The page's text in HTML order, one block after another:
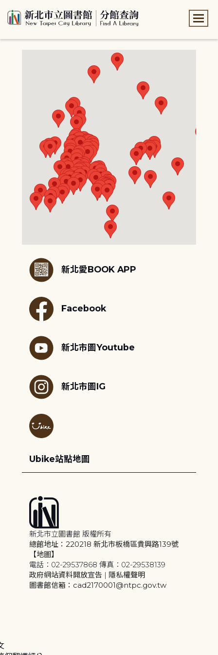
新北愛BOOK APP
Facebook
新北市圖Youtube
新北市圖IG
Ubike站點地圖
新北市立圖書館 版權所有
總館地址：220218 新北市板橋區貴興路139號
【地圖】
電話：02-29537868 傳真：02-29538139
政府網站資料開放宣告 | 隱私權聲明
圖書館信箱：cad2170001@ntpc.gov.tw